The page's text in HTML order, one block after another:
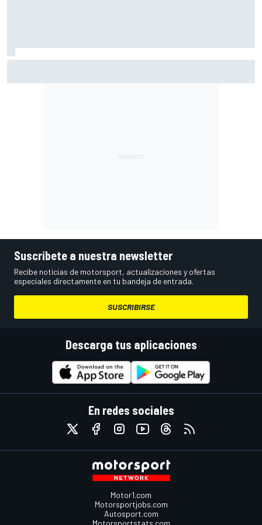
Suscríbete a nuestra newsletter
Recibe noticias de motorsport, actualizaciones y ofertas
especiales directamente en tu bandeja de entrada.
SUSCRIBIRSE
Descarga tus aplicaciones
En redes sociales
Motor1.com
Motorsportjobs.com
Autosport.com